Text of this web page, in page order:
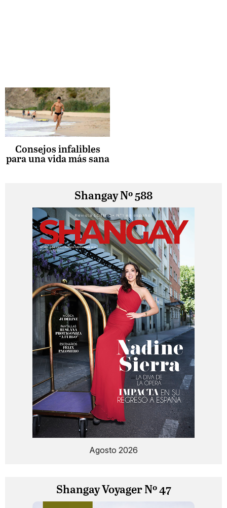
Consejos infalibles
para una vida más sana
Shangay Nº 588
Agosto 2026
Shangay Voyager Nº 47